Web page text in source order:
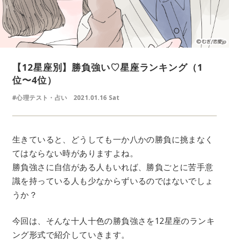
【12星座別】勝負強い♡星座ランキング（1
位〜4位）
#心理テスト・占い 2021.01.16 Sat
生きていると、どうしても一か八かの勝負に挑まなく
てはならない時がありますよね。
勝負強さに自信がある人もいれば、勝負ごとに苦手意
識を持っている人も少なからずいるのではないでしょ
うか？
今回は、そんな十人十色の勝負強さを12星座のランキ
ング形式で紹介していきます。